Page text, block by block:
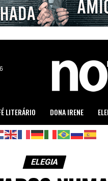
LITERÁRIO DONA IRENE
ELEGIA